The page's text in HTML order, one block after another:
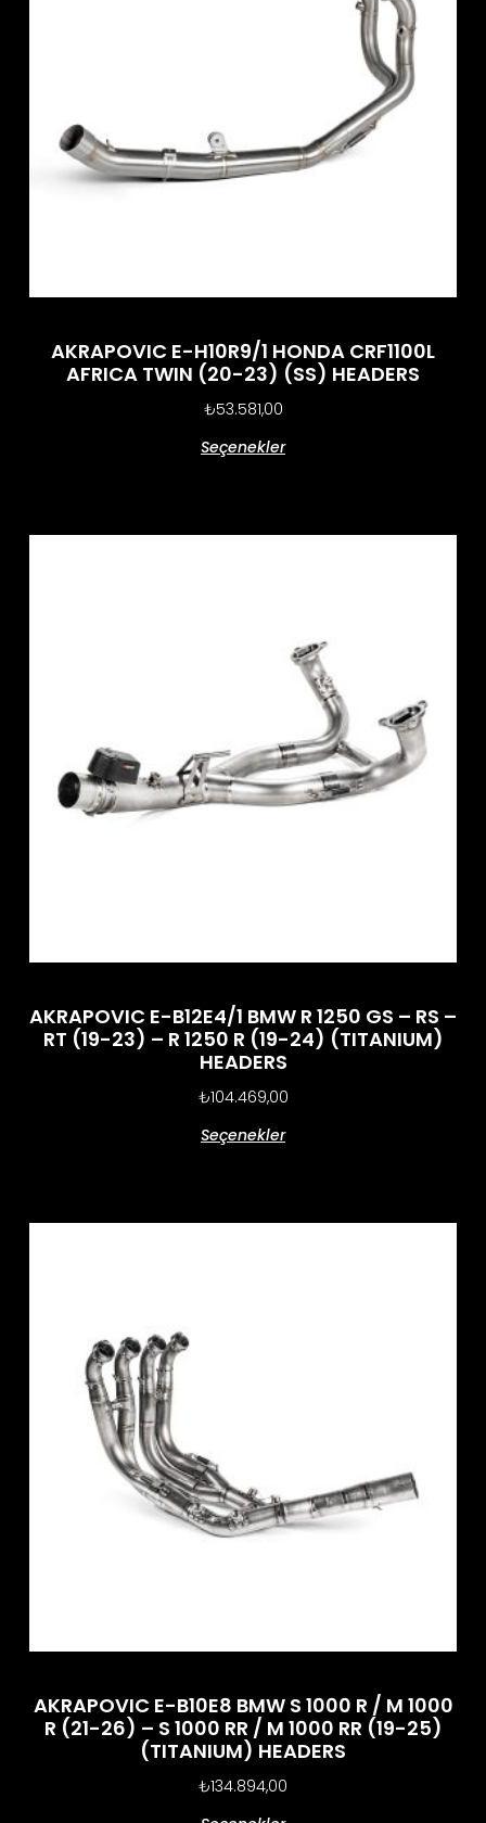
AKRAPOVIC E-H10R9/1 HONDA CRF1100L
AFRICA TWIN (20-23) (SS) HEADERS
₺53.581,00
Seçenekler
AKRAPOVIC E-B12E4/1 BMW R 1250 GS – RS –
RT (19-23) – R 1250 R (19-24) (TITANIUM)
HEADERS
₺104.469,00
Seçenekler
AKRAPOVIC E-B10E8 BMW S 1000 R / M 1000
R (21-26) – S 1000 RR / M 1000 RR (19-25)
(TITANIUM) HEADERS
₺134.894,00